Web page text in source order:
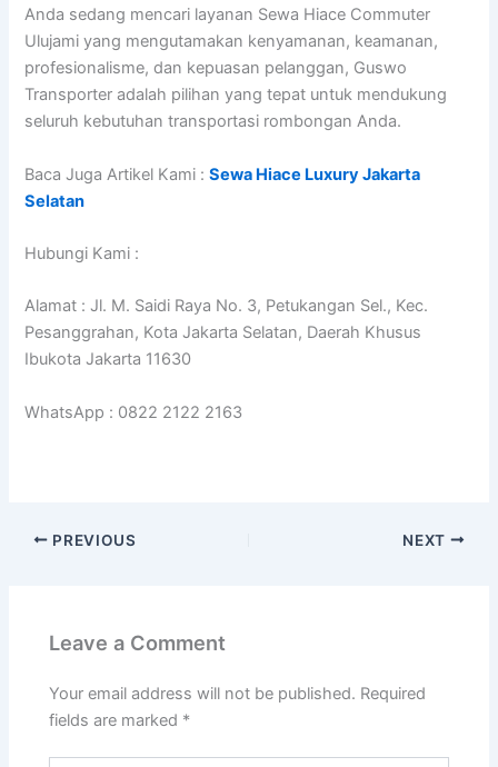
Anda sedang mencari layanan Sewa Hiace Commuter
Ulujami yang mengutamakan kenyamanan, keamanan,
profesionalisme, dan kepuasan pelanggan, Guswo
Transporter adalah pilihan yang tepat untuk mendukung
seluruh kebutuhan transportasi rombongan Anda.
Baca Juga Artikel Kami :Sewa Hiace Luxury Jakarta
Selatan
Hubungi Kami :
Alamat : Jl. M. Saidi Raya No. 3, Petukangan Sel., Kec.
Pesanggrahan, Kota Jakarta Selatan, Daerah Khusus
Ibukota Jakarta 11630
WhatsApp : 0822 2122 2163
PREVIOUS NEXT
Leave a Comment
Your email address will not be published. Required
fields are marked *